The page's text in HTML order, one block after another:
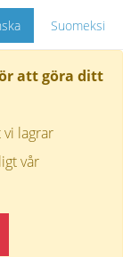
att göra ditt
lagrar
vår
Suomeksi